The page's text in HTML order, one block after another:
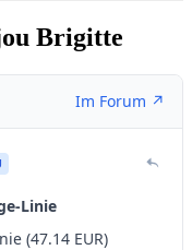
Brigitte